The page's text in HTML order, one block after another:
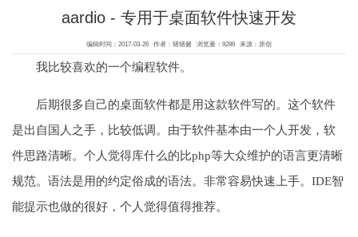
aardio - 专用于桌面软件快速开发
编辑时间：2017-03-26 作者：猪猪赌 浏览量：9286 来源：原创
我比较喜欢的一个编程软件。
后期很多自己的桌面软件都是用这款软件写的。这个软件
是出自国人之手，比较低调。由于软件基本由一个人开发，软
件思路清晰。个人觉得库什么的比php等大众维护的语言更清晰
规范。语法是用的约定俗成的语法。非常容易快速上手。IDE智
能提示也做的很好，个人觉得值得推荐。